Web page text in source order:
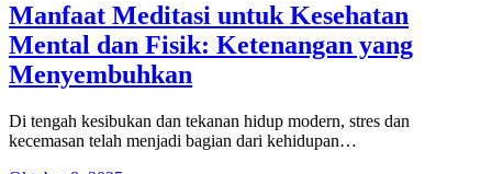
Manfaat Meditasi untuk Kesehatan
Mental dan Fisik: Ketenangan yang
Menyembuhkan
Di tengah kesibukan dan tekanan hidup modern, stres dan
kecemasan telah menjadi bagian dari kehidupan…